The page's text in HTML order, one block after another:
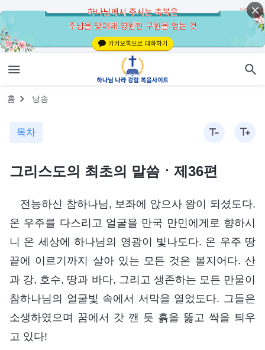
홈 낭송
목차
그리스도의 최초의 말씀ㆍ제36편
전능하신 참하나님, 보좌에 앉으사 왕이 되셨도다.
온 우주를 다스리고 얼굴을 만국 만민에게로 향하시
니 온 세상에 하나님의 영광이 빛나도다. 온 우주 땅
끝에 이르기까지 살아 있는 모든 것은 볼지어다. 산
과 강, 호수, 땅과 바다, 그리고 생존하는 모든 만물이
참하나님의 얼굴빛 속에서 서막을 열었도다. 그들은
소생하였으며 꿈에서 갓 깬 듯 흙을 뚫고 싹을 틔우
고 있다!